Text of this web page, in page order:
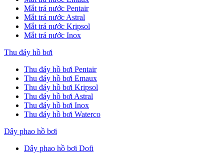
Mắt trả nước Pentair
Mắt trả nước Astral
Mắt trả nước Kripsol
Mắt trả nước Inox
Thu đáy hồ bơi
Thu đáy hồ bơi Pentair
Thu đáy hồ bơi Emaux
Thu đáy hồ bơi Kripsol
Thu đáy hồ bơi Astral
Thu đáy hồ bơi Inox
Thu đáy hồ bơi Waterco
Dây phao hồ bơi
Dây phao hồ bơi Dofi